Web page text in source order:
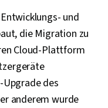
und
die Migration zu
Cloud-Plattform
des
anderem wurde